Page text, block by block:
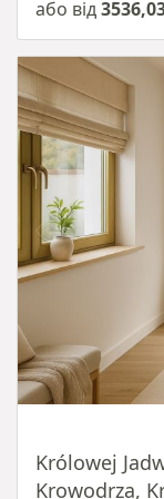
або від
Królowej
Krowodrza,